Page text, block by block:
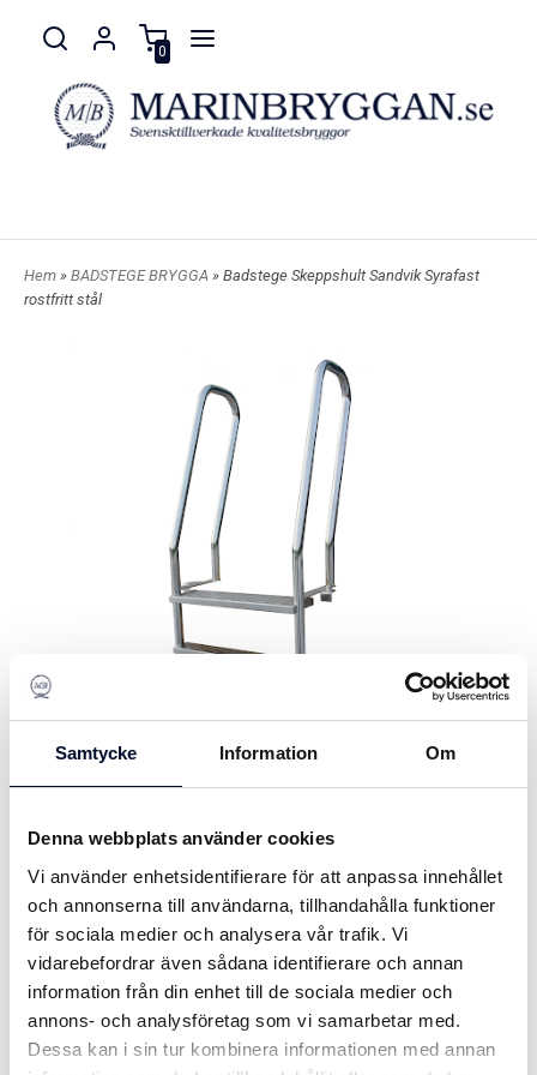
Samtycke Information Om
Denna webbplats använder cookies
Vi använder enhetsidentifierare för att anpassa innehållet
och annonserna till användarna, tillhandahålla funktioner
för sociala medier och analysera vår trafik. Vi
vidarebefordrar även sådana identifierare och annan
information från din enhet till de sociala medier och
annons- och analysföretag som vi samarbetar med.
Dessa kan i sin tur kombinera informationen med annan
0
Hem » BADSTEGE BRYGGA » Badstege Skeppshult Sandvik Syrafast
rostfritt stål
Badstege Skeppshult Sandvik
Syrafast rostfritt stål